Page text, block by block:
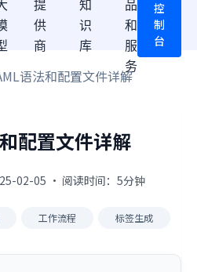
提
供
商
知
识
库
品
和
服
务
控
制
台
语法和配置文件详解
配置文件详解
02-05 · 阅读时间：5分钟
工作流程 标签生成